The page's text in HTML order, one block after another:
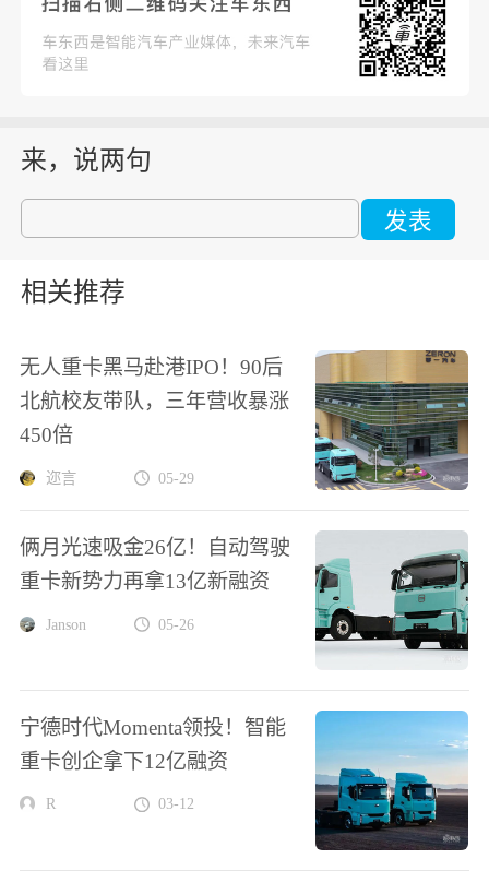
来，说两句
发表
相关推荐
无人重卡黑马赴港IPO！90后
北航校友带队，三年营收暴涨
450倍
迩言 05-29
俩月光速吸金26亿！自动驾驶
重卡新势力再拿13亿新融资
Janson 05-26
宁德时代Momenta领投！智能
重卡创企拿下12亿融资
R 03-12